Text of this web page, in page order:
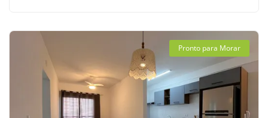
Pronto para Morar